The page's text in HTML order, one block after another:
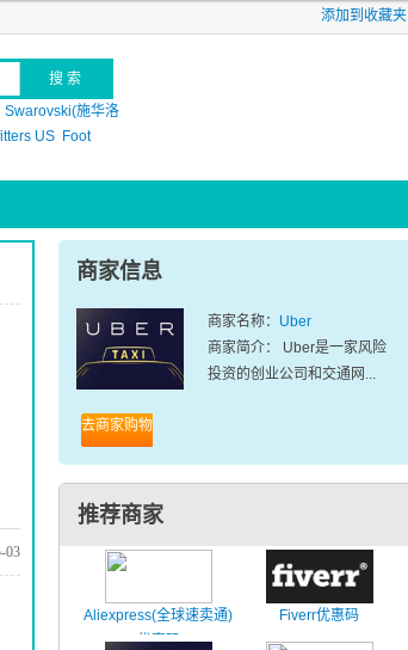
添加到收藏夹
Swarovski(施华洛
US Foot
03
商家信息
去商家购物
商家名称： Uber
商家简介： Uber是一家风险
投资的创业公司和交通网...
推荐商家
Aliexpress(全球速卖通)
优惠码
Fiverr优惠码